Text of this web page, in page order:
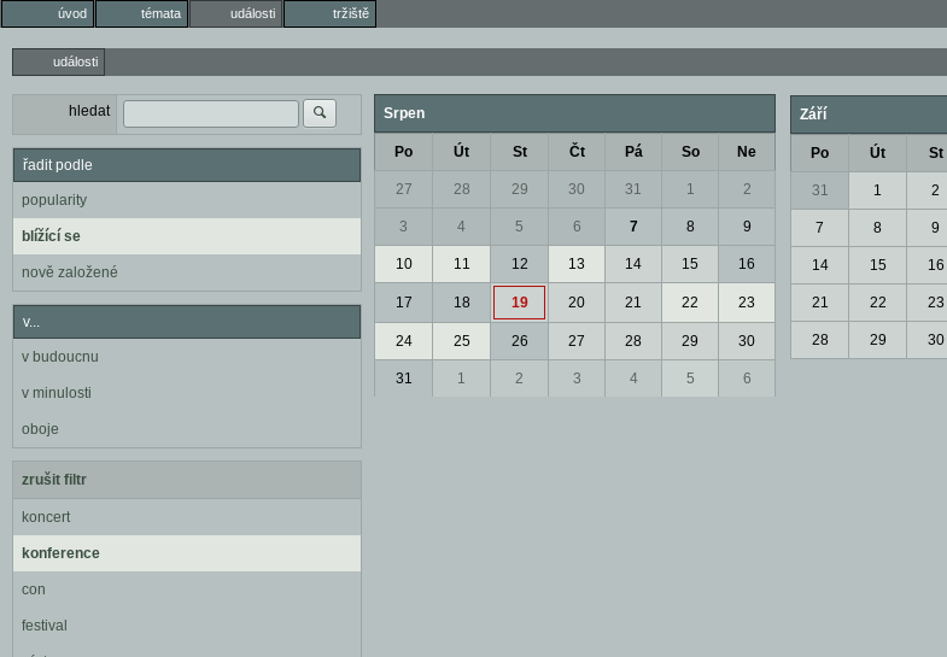
úvod témata události tržiště
události
hledat
řadit podle
popularity
blížící se
nově založené
v...
v budoucnu
v minulosti
oboje
zrušit filtr
koncert
konference
con
festival
Srpen
Po Út St Čt Pá So Ne
27 28 29 30 31 1 2
3 4 5 6 7 8 9
10 11 12 13 14 15 16
17 18 19 20 21 22 23
24 25 26 27 28 29 30
31 1 2 3 4 5 6
Září
Po Út St
31 1 2
7 8 9
14 15 16
21 22 23
28 29 30